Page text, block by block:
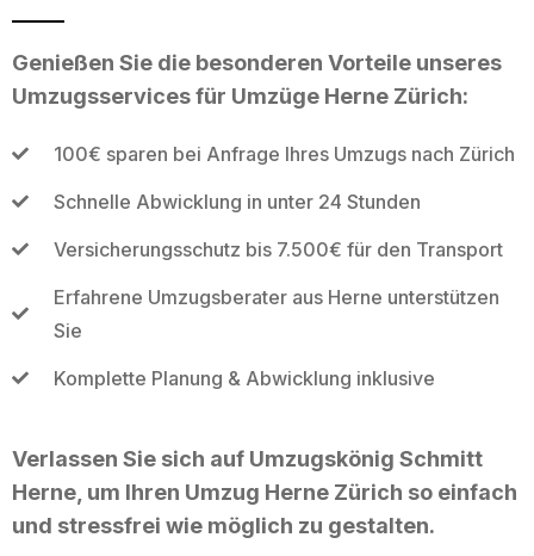
Genießen Sie die besonderen Vorteile unseres
Umzugsservices für Umzüge Herne Zürich:
100€ sparen bei Anfrage Ihres Umzugs nach Zürich
Schnelle Abwicklung in unter 24 Stunden
Versicherungsschutz bis 7.500€ für den Transport
Erfahrene Umzugsberater aus Herne unterstützen
Sie
Komplette Planung & Abwicklung inklusive
Verlassen Sie sich auf Umzugskönig Schmitt
Herne, um Ihren Umzug Herne Zürich so einfach
und stressfrei wie möglich zu gestalten.